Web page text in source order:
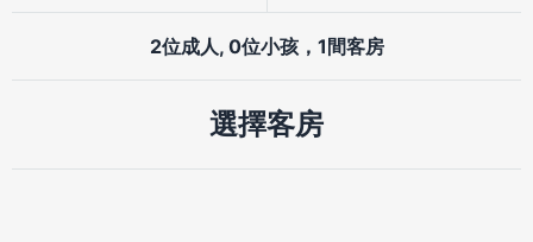
2位成人, 0位小孩，1間客房
選擇客房